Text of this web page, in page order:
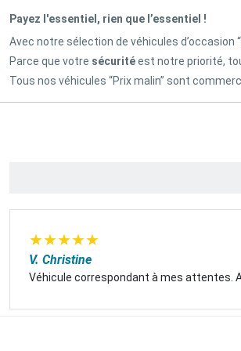
Payez l'essentiel, rien que l’essentiel !
Avec notre sélection de véhicules d’occasion “
Parce que votre sécuritéest notre priorité,
Tous nos véhicules “Prix malin” sont
★★★★★
V. Christine
Véhicule correspondant à mes attentes.